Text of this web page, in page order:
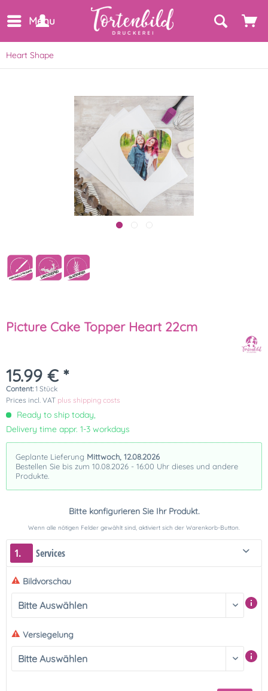
Menu
Heart Shape
Picture Cake Topper Heart 22cm
15.99 € *
Content: 1 Stück
Prices incl. VAT plus shipping costs
Ready to ship today,
Delivery time appr. 1-3 workdays
Geplante Lieferung Mittwoch, 12.08.2026
Bestellen Sie bis zum 10.08.2026 - 16:00 Uhr dieses und andere
Produkte.
Bitte konfigurieren Sie Ihr Produkt.
Wenn alle nötigen Felder gewählt sind, aktiviert sich der Warenkorb-Button.
1. Services
Bildvorschau
Versiegelung